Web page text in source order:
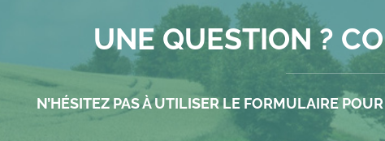
UNE QUESTION ?
N’HÉSITEZ PAS À UTILISER LE FORMULAIRE